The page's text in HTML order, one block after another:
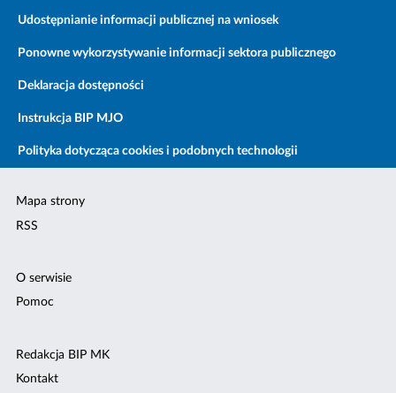
Udostępnianie informacji publicznej na wniosek
Ponowne wykorzystywanie informacji sektora publicznego
Deklaracja dostępności
Instrukcja BIP MJO
Polityka dotycząca cookies i podobnych technologii
Mapa strony
RSS
O serwisie
Pomoc
Redakcja BIP MK
Kontakt